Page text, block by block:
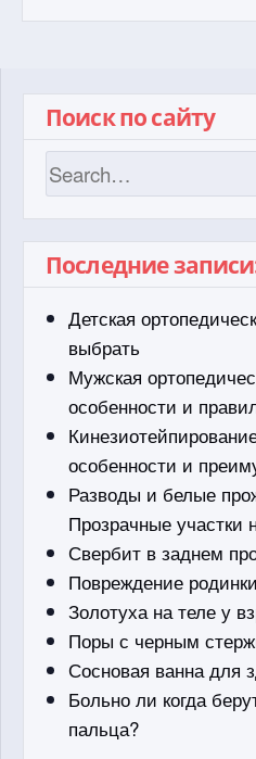
Поиск по сайту
Последние
Детская
выбрать
Мужская
особенности и
особенности и
Разводы и белые
Прозрачные участки
Свербит в заднем
Повреждение
Золотуха на теле у
Поры с черным
Сосновая ванна для
Больно ли когда
пальца?